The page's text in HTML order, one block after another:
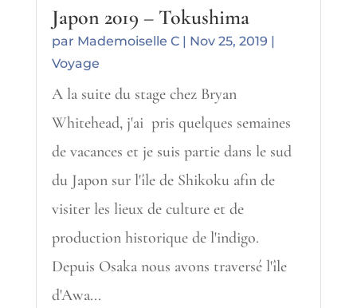
Japon 2019 – Tokushima
par Mademoiselle C| Nov 25, 2019 |
Voyage
A la suite du stage chez Bryan
Whitehead, j'ai pris quelques semaines
de vacances et je suis partie dans le sud
du Japon sur l'île de Shikoku afin de
visiter les lieux de culture et de
production historique de l'indigo.
Depuis Osaka nous avons traversé l'île
d'Awa...